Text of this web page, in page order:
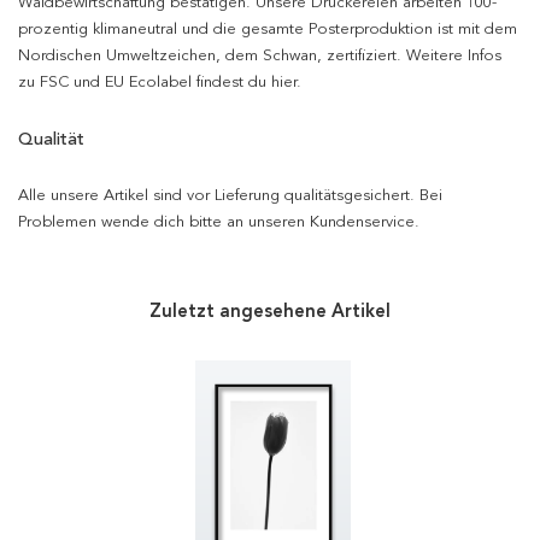
prozentig klimaneutral und die gesamte Posterproduktion ist mit dem
Nordischen Umweltzeichen, dem Schwan, zertifiziert. Weitere Infos
zu FSC und EU Ecolabel findest du hier.
Qualität
Alle unsere Artikel sind vor Lieferung qualitätsgesichert. Bei
Problemen wende dich bitte an unseren Kundenservice.
Zuletzt angesehene Artikel